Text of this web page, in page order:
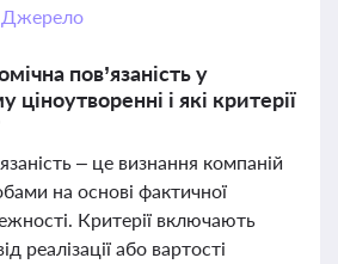
Джерело
пов’язаність у
і які критерії
– це визнання компаній
на основі фактичної
Критерії включають
реалізації або вартості